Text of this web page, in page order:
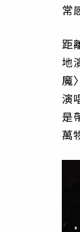
常
距
地
魔
演
是
萬